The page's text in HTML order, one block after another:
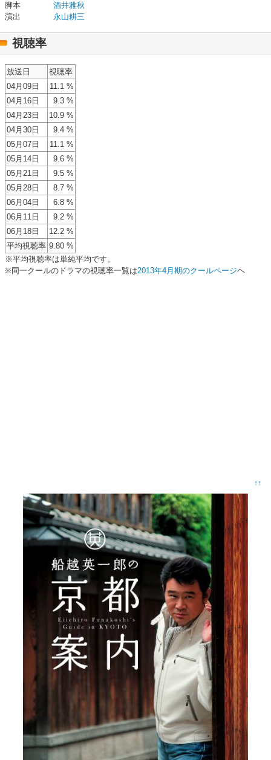
脚本
酒井雅秋
演出
永山耕三
視聴率
放送日
視聴率
04月09日
11.1 %
04月16日
9.3 %
04月23日
10.9 %
04月30日
9.4 %
05月07日
11.1 %
05月14日
9.6 %
05月21日
9.5 %
05月28日
8.7 %
06月04日
6.8 %
06月11日
9.2 %
06月18日
12.2 %
平均視聴率 9.80 %
※平均視聴率は単純平均です。
※同一クールのドラマの視聴率一覧は2013年4月期のクールページヘ
↑↑